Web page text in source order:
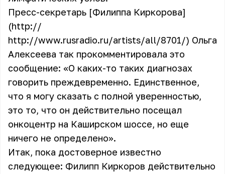
Пресс-секретарь [Филиппа Киркорова]
(http://
http://www.rusradio.ru/artists/all/8701/) Ольга
Алексеева так прокомментировала это
сообщение: «О каких-то таких диагнозах
говорить преждевременно. Единственное,
что я могу сказать с полной уверенностью,
это то, что он действительно посещал
онкоцентр на Каширском шоссе, но еще
ничего не определено».
Итак, пока достоверное известно
следующее: Филипп Киркоров действительно